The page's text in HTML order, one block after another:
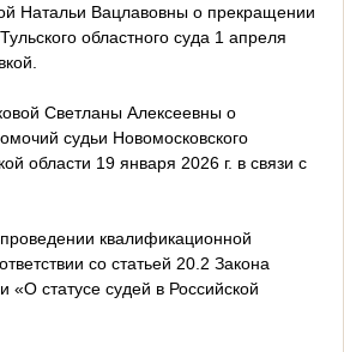
Натальи Вацлавовны о прекращении
областного суда 1 апреля
Светланы Алексеевны о
судьи Новомосковского
области 19 января 2026 г. в связи с
квалификационной
со статьей 20.2 Закона
«О статусе судей в Российской